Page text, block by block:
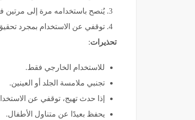
يُنصح باستخدامه مرة إلى مرتين
توقفي عن الاستخدام بمجرد
تحذيرات:
للاستخدام الخارجي فقط.
تجنبي ملامسة الجلد أو العينين.
إذا حدث تهيج، توقفي عن
يحفظ بعيدًا عن متناول الأطفال.